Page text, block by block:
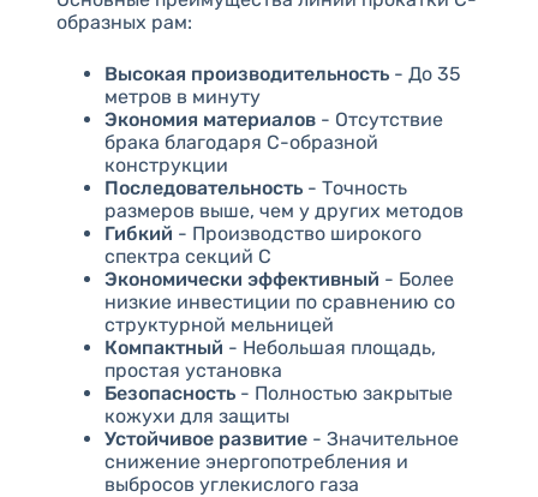
образных рам:
Высокая производительность- До 35
метров в минуту
Экономия материалов- Отсутствие
брака благодаря С-образной
конструкции
Последовательность- Точность
размеров выше, чем у других методов
Гибкий - Производство широкого
спектра секций C
Экономически эффективный - Более
низкие инвестиции по сравнению со
структурной мельницей
Компактный - Небольшая площадь,
простая установка
Безопасность- Полностью закрытые
кожухи для защиты
Устойчивое развитие- Значительное
снижение энергопотребления и
выбросов углекислого газа